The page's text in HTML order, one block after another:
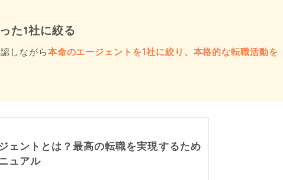
た1社に絞る
しながら本命のエージェントを1社に絞り、本格的な転職活動を
ェントとは？最高の転職を実現するため
ュアル